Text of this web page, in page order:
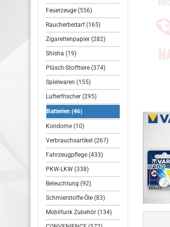
Feuerzeuge (556)
Raucherbedarf (165)
Zigarettenpapier (282)
Shisha (19)
Plüsch-Stofftiere (374)
Spielwaren (155)
Lufterfrischer (295)
Batterien (46)
Kondome (10)
Verbrauchsartikel (267)
Fahrzeugpflege (433)
PKW-LKW (338)
Beleuchtung (92)
Schmierstoffe-Öle (83)
Mobilfunk Zubehör (134)